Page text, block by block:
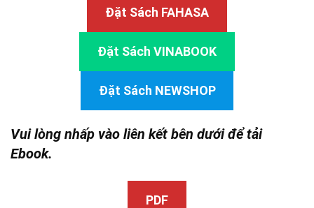
Đặt Sách FAHASA
Đặt Sách VINABOOK
Đặt Sách NEWSHOP
Vui lòng nhấp vào liên kết bên dưới để tải
Ebook.
PDF